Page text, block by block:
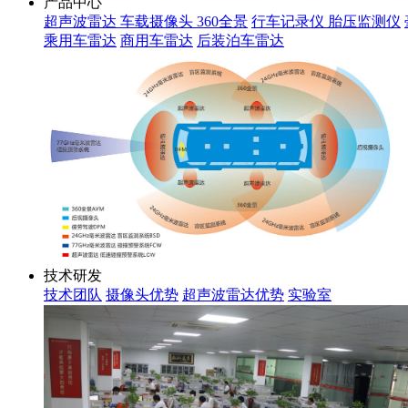
超声波雷达 车载摄像头 360全景 行车记录仪 胎压监测仪
乘用车雷达 商用车雷达 后装泊车雷达
技术研发
技术团队 摄像头优势 超声波雷达优势 实验室